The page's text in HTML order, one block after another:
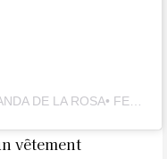
vêtement